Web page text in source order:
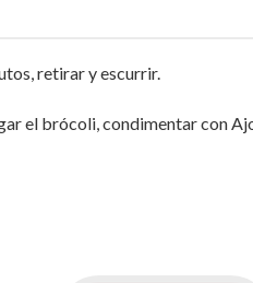
retirar y escurrir.
el brócoli, condimentar con